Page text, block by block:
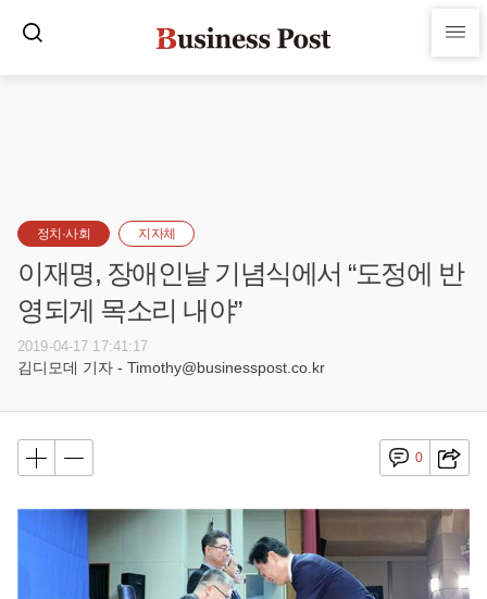
정치·사회 지자체
이재명, 장애인날 기념식에서 “도정에 반
영되게 목소리 내야”
2019-04-17 17:41:17
김디모데 기자 - Timothy@businesspost.co.kr
0